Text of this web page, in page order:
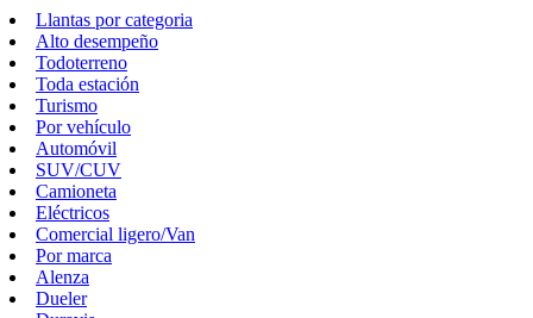
Llantas por categoria
Alto desempeño
Todoterreno
Toda estación
Turismo
Por vehículo
Automóvil
SUV/CUV
Camioneta
Eléctricos
Comercial ligero/Van
Por marca
Alenza
Dueler